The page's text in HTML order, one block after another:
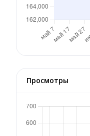
Просмотры